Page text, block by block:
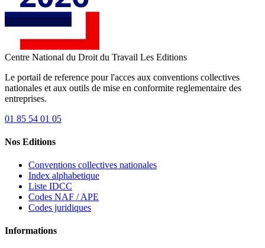
Centre National du Droit du Travail Les Editions
Le portail de reference pour l'acces aux conventions collectives
nationales et aux outils de mise en conformite reglementaire des
entreprises.
01 85 54 01 05
Nos Editions
Conventions collectives nationales
Index alphabetique
Liste IDCC
Codes NAF / APE
Codes juridiques
Informations